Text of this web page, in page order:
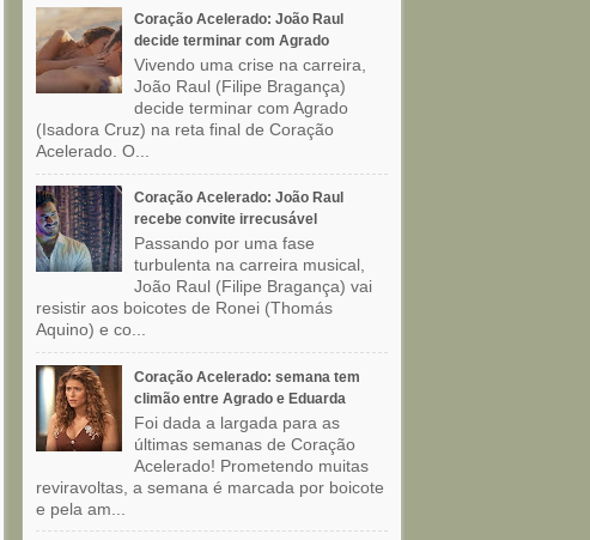
Coração Acelerado: João Raul
decide terminar com Agrado
Vivendo uma crise na carreira,
João Raul (Filipe Bragança)
decide terminar com Agrado
(Isadora Cruz) na reta final de Coração
Acelerado. O...
Coração Acelerado: João Raul
recebe convite irrecusável
Passando por uma fase
turbulenta na carreira musical,
João Raul (Filipe Bragança) vai
resistir aos boicotes de Ronei (Thomás
Aquino) e co...
Coração Acelerado: semana tem
climão entre Agrado e Eduarda
Foi dada a largada para as
últimas semanas de Coração
Acelerado! Prometendo muitas
reviravoltas, a semana é marcada por boicote
e pela am...